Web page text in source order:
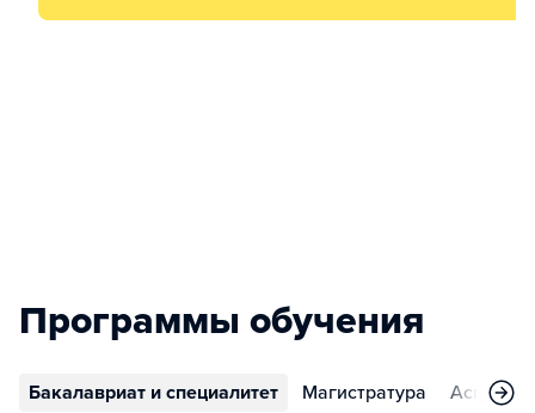
Программы обучения
Бакалавриат и специалитет Магистратура